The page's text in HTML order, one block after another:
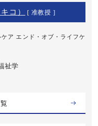
コ） [ 准教授 ]
ア エンド・オブ・ライフケ
祉学